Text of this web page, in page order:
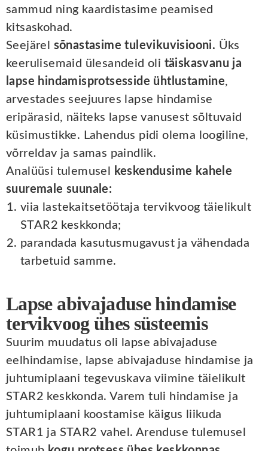
sammud ning kaardistasime peamised
kitsaskohad.
Seejärel sõnastasime tulevikuvisiooni. Üks
keerulisemaid ülesandeid oli täiskasvanu ja
lapse hindamisprotsesside ühtlustamine,
arvestades seejuures lapse hindamise
eripärasid, näiteks lapse vanusest sõltuvaid
küsimustikke. Lahendus pidi olema loogiline,
võrreldav ja samas paindlik.
Analüüsi tulemusel
keskendusime kahele
suuremale suunale:
viia lastekaitsetöötaja tervikvoog täielikult
STAR2 keskkonda;
parandada kasutusmugavust ja vähendada
tarbetuid samme.
Lapse abivajaduse hindamise
tervikvoog ühes süsteemis
Suurim muudatus oli lapse abivajaduse
eelhindamise, lapse abivajaduse hindamise ja
juhtumiplaani tegevuskava viimine täielikult
STAR2 keskkonda. Varem tuli hindamise ja
juhtumiplaani koostamise käigus liikuda
STAR1 ja STAR2 vahel. Arenduse tulemusel